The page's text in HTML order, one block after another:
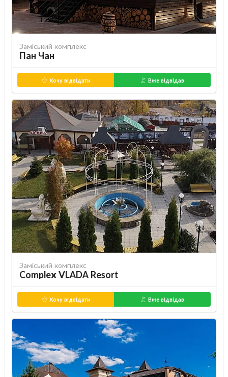
Заміський комплекс
Пан Чан
Хочу відвідати Вже відвідав
Заміський комплекс
Complex VLADA Resort
Хочу відвідати Вже відвідав